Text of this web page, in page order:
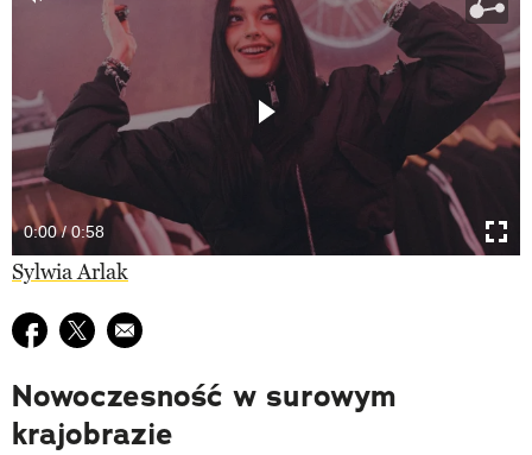
WSPÓŁPRACA REKLAMOWA
0:00 / 0:58
Sylwia Arlak
Udostępnij na facebook
Udostępnij na twitter
E-mail do przyjaciela
Nowoczesność w surowym
krajobrazie